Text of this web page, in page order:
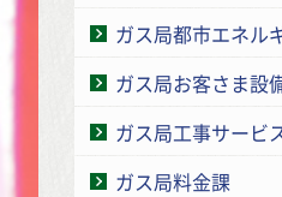
ガス局都市エネル
ガス局お客さま設
ガス局工事サービ
ガス局料金課